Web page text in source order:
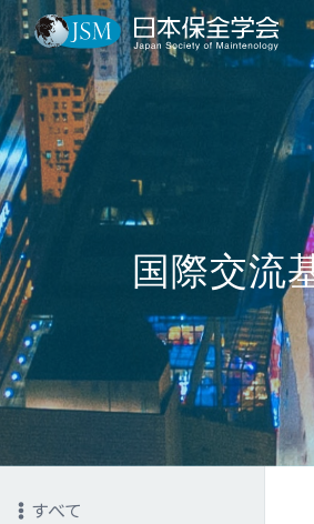
国際交流
すべて